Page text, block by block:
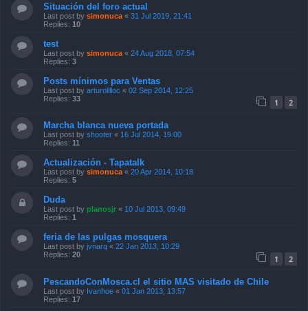
Situación del foro actual
Last post by simonuca « 31 Jul 2019, 21:41
Replies: 10
test
Last post by simonuca « 24 Aug 2018, 07:54
Replies: 3
Posts mínimos para Ventas
Last post by arturolilloc « 02 Sep 2014, 12:25
Replies: 33 1 2
Marcha blanca nueva portada
Last post by shooter « 16 Jul 2014, 19:00
Replies: 11
Actualización - Tapatalk
Last post by simonuca « 20 Apr 2014, 10:18
Replies: 5
Duda
Last post by planosjr « 10 Jul 2013, 09:49
Replies: 1
feria de las pulgas mosquera
Last post by jvnarq « 22 Jan 2013, 10:29
Replies: 20 1 2
PescandoConMosca.cl el sitio MAS visitado de Chile
Last post by Ivanhoe « 01 Jan 2013, 13:57
Replies: 17